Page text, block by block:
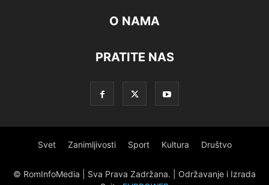
O NAMA
PRATITE NAS
Svet Zanimljivosti Sport Kultura Društvo
© RomInfoMedia | Sva Prava Zadržana. | Održavanje i Izrada